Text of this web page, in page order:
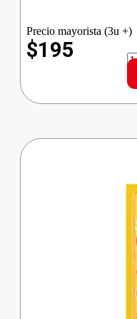
Precio mayorista (3u +)
$195